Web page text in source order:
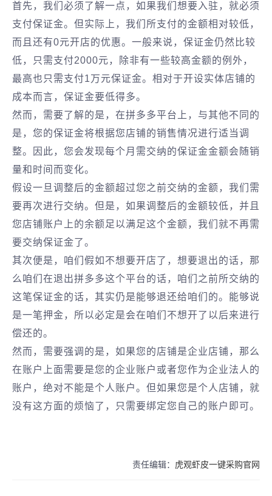
首先，我们必须了解一点，如果我们想要入驻，就必须
支付保证金。但实际上，我们所支付的金额相对较低，
而且还有0元开店的优惠。一般来说，保证金仍然比较
低，只需支付2000元，除非有一些较高金额的例外，
最高也只需支付1万元保证金。相对于开设实体店铺的
成本而言，保证金要低得多。
然而，需要了解的是，在拼多多平台上，与其他不同的
是，您的保证金将根据您店铺的销售情况进行适当调
整。因此，您会发现每个月需交纳的保证金金额会随销
量和时间而变化。
假设一旦调整后的金额超过您之前交纳的金额，我们需
要再次进行交纳。但是，如果调整后的金额较低，并且
您店铺账户上的余额足以满足这个金额，我们就不再需
要交纳保证金了。
其次便是，咱们假如不想要开店了，想要退出的话，那
么咱们在退出拼多多这个平台的话，咱们之前所交纳的
这笔保证金的话，其实仍是能够退还给咱们的。能够说
是一笔押金，所以必定是会在咱们不想开了以后来进行
偿还的。
然而，需要强调的是，如果您的店铺是企业店铺，那么
在账户上面需要是您的企业账户或者您作为企业法人的
账户，绝对不能是个人账户。但如果您是个人店铺，就
没有这方面的烦恼了，只需要绑定您自己的账户即可。
责任编辑： 虎观虾皮一键采购官网